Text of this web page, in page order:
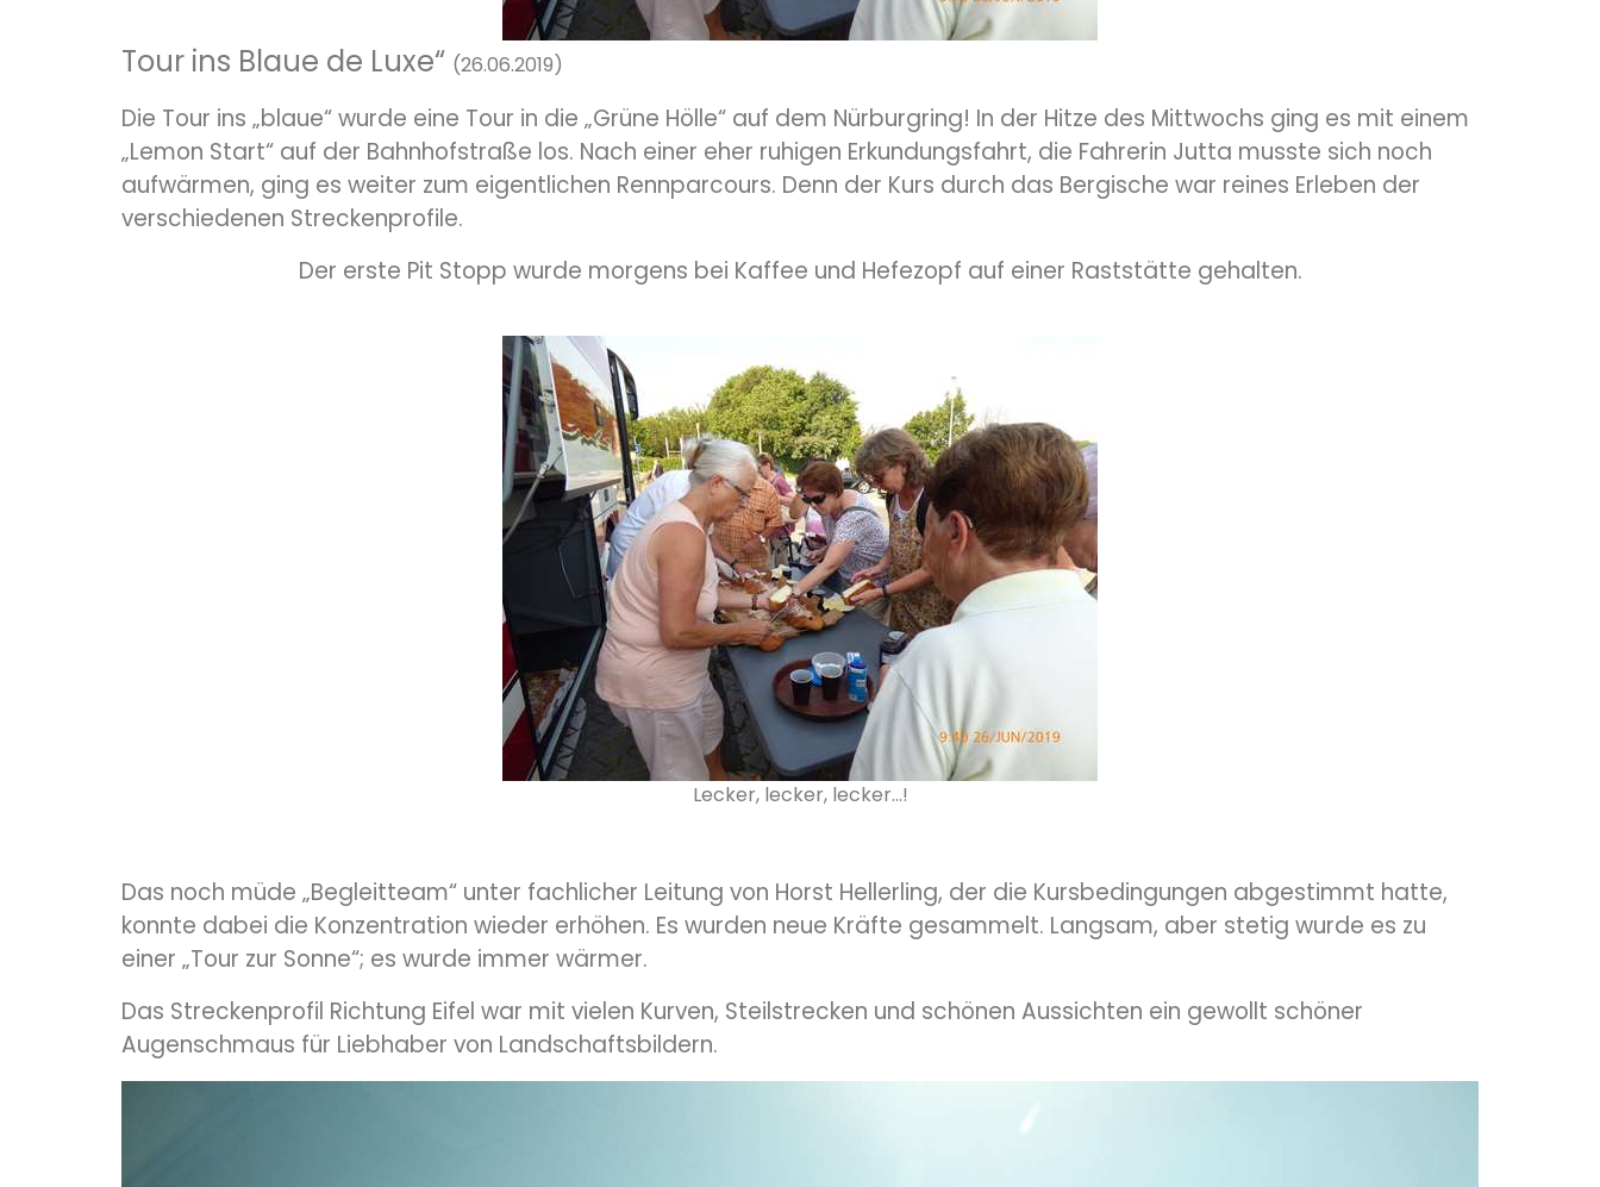
Tour ins Blaue de Luxe“ (26.06.2019)
Die Tour ins „blaue“ wurde eine Tour in die „Grüne Hölle“ auf dem Nürburgring! In der Hitze des Mittwochs ging es mit einem
„Lemon Start“ auf der Bahnhofstraße los. Nach einer eher ruhigen Erkundungsfahrt, die Fahrerin Jutta musste sich noch
aufwärmen, ging es weiter zum eigentlichen Rennparcours. Denn der Kurs durch das Bergische war reines Erleben der
verschiedenen Streckenprofile.
Der erste Pit Stopp wurde morgens bei Kaffee und Hefezopf auf einer Raststätte gehalten.
Lecker, lecker, lecker…!
Das noch müde „Begleitteam“ unter fachlicher Leitung von Horst Hellerling, der die Kursbedingungen abgestimmt hatte,
konnte dabei die Konzentration wieder erhöhen. Es wurden neue Kräfte gesammelt. Langsam, aber stetig wurde es zu
einer „Tour zur Sonne“; es wurde immer wärmer.
Das Streckenprofil Richtung Eifel war mit vielen Kurven, Steilstrecken und schönen Aussichten ein gewollt schöner
Augenschmaus für Liebhaber von Landschaftsbildern.